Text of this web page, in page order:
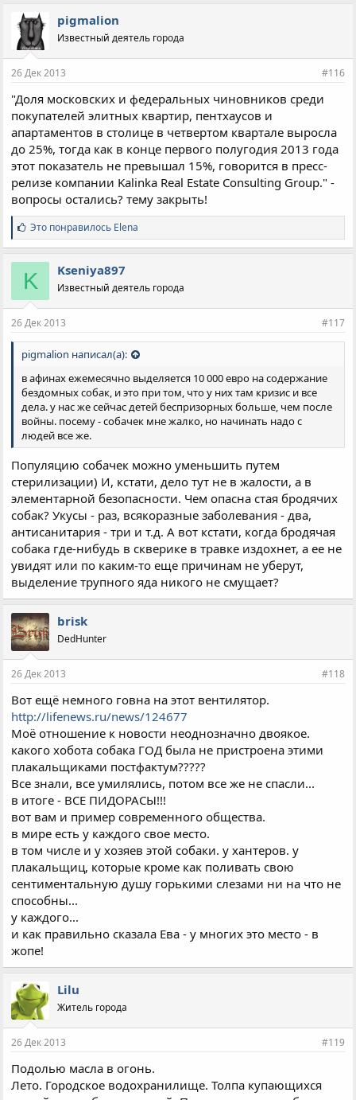
много - никто не пожалеет денег. Церкви же как-то
отсраивают на милостыню... вот и на приюты насобирать
можно. Просто про государство говорить бесполезно.
pigmalion
Известный деятель города
26 Дек 2013 #116
"Доля московских и федеральных чиновников среди
покупателей элитных квартир, пентхаусов и
апартаментов в столице в четвертом квартале выросла
до 25%, тогда как в конце первого полугодия 2013 года
этот показатель не превышал 15%, говорится в пресс-
релизе компании Kalinka Real Estate Consulting Group." -
вопросы остались? тему закрыть!
С
и
м
п
а
т
и
:
Это понравилось Elena
K Kseniya897
Известный деятель города
26 Дек 2013 #117
pigmalion написал(а):
в афинах ежемесячно выделяется 10 000 евро на содержание
бездомных собак, и это при том, что у них там кризис и все
дела. у нас же сейчас детей беспризорных больше, чем после
войны. посему - собачек мне жалко, но начинать надо с
людей все же.
Популяцию собачек можно уменьшить путем
стерилизации) И, кстати, дело тут не в жалости, а в
элементарной безопасности. Чем опасна стая бродячих
собак? Укусы - раз, всякоразные заболевания - два,
антисанитария - три и т.д. А вот кстати, когда бродячая
собака где-нибудь в скверике в травке издохнет, а ее не
увидят или по каким-то еще причинам не уберут,
выделение трупного яда никого не смущает?
brisk
DedHunter
26 Дек 2013 #118
Вот ещё немного говна на этот вентилятор.
http://lifenews.ru/news/124677
Моё отношение к новости неоднозначно двоякое.
какого хобота собака ГОД была не пристроена этими
плакальщиками постфактум?????
Все знали, все умилялись, потом все же не спасли...
в итоге - ВСЕ ПИДОРАСЫ!!!
вот вам и пример современного общества.
в мире есть у каждого свое место.
в том числе и у хозяев этой собаки. у хантеров. у
плакальщиц, которые кроме как поливать свою
сентиментальную душу горькими слезами ни на что не
способны...
у каждого...
и как правильно сказала Ева - у многих это место - в
жопе!
Lilu
Житель города
26 Дек 2013 #119
Подолью масла в огонь.
Лето. Городское водохранилище. Толпа купающихся